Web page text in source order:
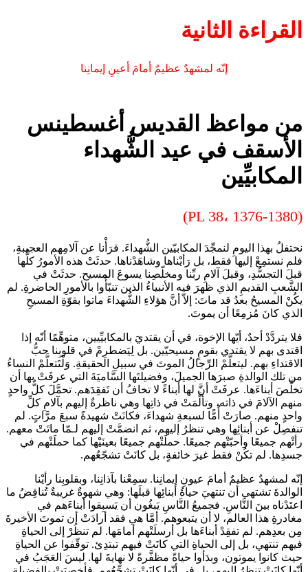
القراءة الثانية
إنّه لمشهدٌ عظيمٌ أمامَ أعينِ إيمانِنا
من مواعظ القديس أغسطينس
الأسقف في عيد الشُّهداء
المكابيِّين
(PL 38، 1376-1380)
نحتفلُ بهذا اليومِ لنمجِّدَ المكابيّين الشُّهداءَ. قرَأْنا عن آلامِهم العجيبةِ،
فلم نستمِعْ إليها فقط، بل رَأيْناها وشاهَدْناها. حدثَتْ هذه الأمورُ كلُّها
قبلَ التجسُّدِ، وقبلَ آلامِ ربِّنا ومخلّصِنا يسوعَ المسيح. حدثَتْ في
الشَّعبِ القديمِ الذي ظهرَ فيه الأنبياءُ الذين تنبّأُوا بالأمورِ الحاضرةِ. لم
يكُنْ المسيحُ بعدُ قد ماتَ: إلاّ أنَّ هؤلاءِ الشُّهداءَ ماتوا بقوّةِ المسيحِ
الذي كانَ مُزمِعًا أن يموتَ.
فلا يتردَّدْ أحدٌ، أيّها الإخوة، في أن يقتديَ بالمكابيِّيين، متوهِّمًا أنّه إذا
اقتدى بهم لا يقتدي بقومٍ مسيحيّين. بل لِيَضطرِمْ في قلوبِنا حبُّ
الاقتداءِ بهم. ليتعلَّمْ الرِّجالُ الموتَ في سبيلِ الحقيقةِ. وَلْتَتعلَّمْ النساءُ
من تلك الوالدةِ صبرَها الجميلَ، وفضيلتَها السَّاميَةَ التي عرفَتْ بها أن
تخلِّصَ أبناءَها. عرفَتْ أنَّ لها أبناءً لا تخافُ أن تَفقِدَهم. تحمَّلَ كلُّ واحدٍ
منهم الآلامَ في ذاته، وتألَّمَتْ في ذاتِها وهي ناظرةٌ إليهم بآلامِ كلِّ
واحدٍ منهم. صارَتْ أُمًّا لسبعةِ شهداءَ، فكانَتْ شهيدةً سبعَ مرَّاتٍ. لم
تنفصِلْ عن أبنائِها وهي تنظرُ إليهم، ثم انضمَّتْ إليهم لـمّا ماتَتْ معهم.
رأتْهم جميعًا وأحبّتْهم جميعًا. حملَتْهم جميعًا بعينَيْها كما حملَتْهم في
جسدِها. لم تكُنْ فقط غيرَ خائفةٍ، بل كانَتْ تشجّعُهم.
إنّه لمشهدٌ عظيمٌ أمامَ عيونِ إيمانِنا. سمِعْنا بآذانِنا، وبقلوبِنا رأيْنا
الوالدةَ تشتهي أن تنتهيَ حياةُ أبنائِها قبلَها: وهي شهوةٌ غريبةٌ تُناقِضُ ما
اعتَدْناه بينَ النَّاسِ. فجميعُ النَّاسِ يَبغُون أن يَسبِقوا أبناءَهم في
مغادرةِ هذا العالم، لا أن يتبعوهم. أمَّا هي فقد أرادَتْ أن تموتَ الأخيرةَ
مِن بعدِهم. لم تفقِدْ أبناءَها بل أرسلَتْهم أمامَها. لم تنظُرْ إلى الحياةِ
فيهم تنتهي، بل إلى الحياةِ التي كانَتْ فيهم تبتدِئ. توقّفوا عن الحياةِ
حيث كانوا يموتون، وبدَأوا حياةً مظفَّرةً لا نهايةَ لها. ليسَ العَجَبُ في